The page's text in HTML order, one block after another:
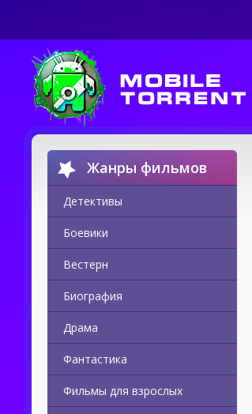
Жанры фильмов
Детективы
Боевики
Вестерн
Биография
Драма
Фантастика
Фильмы для взрослых